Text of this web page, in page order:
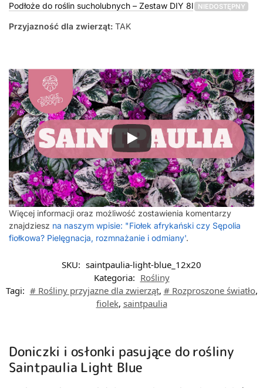
Podłoże do roślin sucholubnych – Zestaw DIY 8l
NIEDOSTĘPNY
Przyjazność dla zwierząt: TAK
Więcej informacji oraz możliwość zostawienia komentarzy
znajdziesz na naszym wpisie: "Fiołek afrykański czy Sępolia
fiołkowa? Pielęgnacja, rozmnażanie i odmiany'.
SKU: saintpaulia-light-blue_12x20
Kategoria: Rośliny
Tagi: # Rośliny przyjazne dla zwierząt, # Rozproszone światło,
fiolek, saintpaulia
Doniczki i osłonki pasujące do rośliny
Saintpaulia Light Blue